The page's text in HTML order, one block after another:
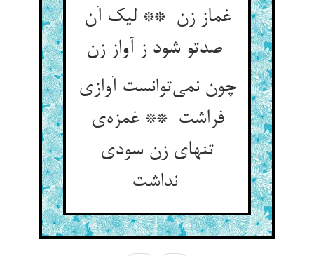
غماز زن ** لیک آن
چون نمی‌توانست آوازی
فراشت ** غمزه‌ی
تنهای زن سودی
نداشت